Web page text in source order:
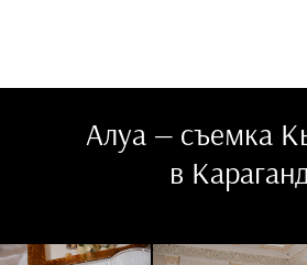
Алуа — съемка
в